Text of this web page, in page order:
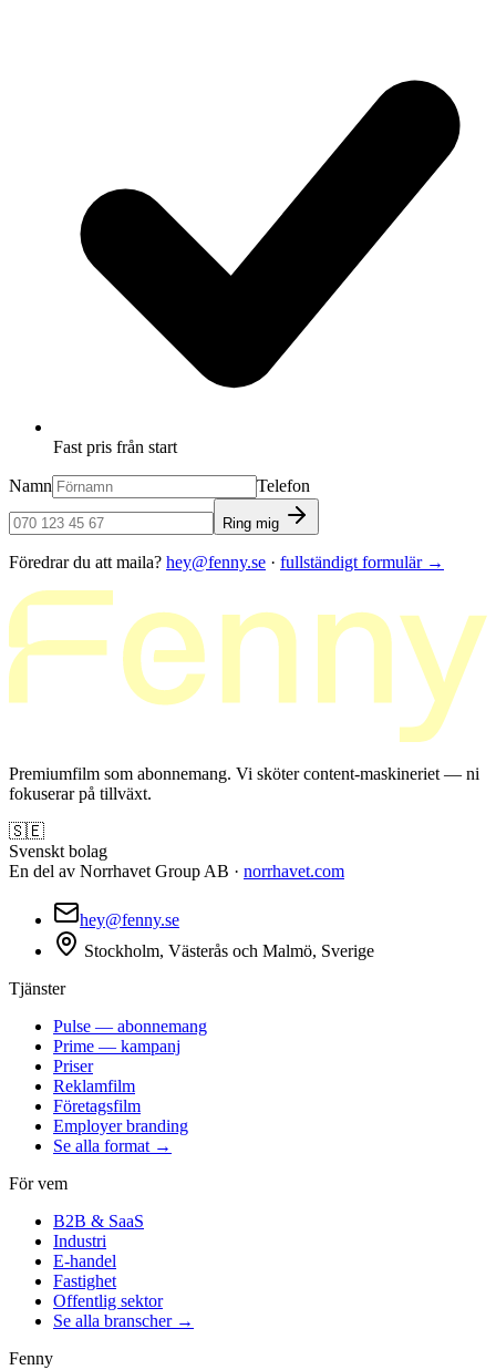
Fast pris från start
Namn Telefon
Ring mig
Föredrar du att maila? hey@fenny.se · fullständigt formulär→
Premiumfilm som abonnemang. Vi sköter content-maskineriet — ni
fokuserar på tillväxt.
🇸🇪
Svenskt bolag
En del av Norrhavet Group AB · norrhavet.com
hey@fenny.se
Stockholm, Västerås och Malmö, Sverige
Tjänster
Pulse — abonnemang
Prime — kampanj
Priser
Reklamfilm
Företagsfilm
Employer branding
Se alla format →
För vem
B2B & SaaS
Industri
E-handel
Fastighet
Offentlig sektor
Se alla branscher →
Fenny